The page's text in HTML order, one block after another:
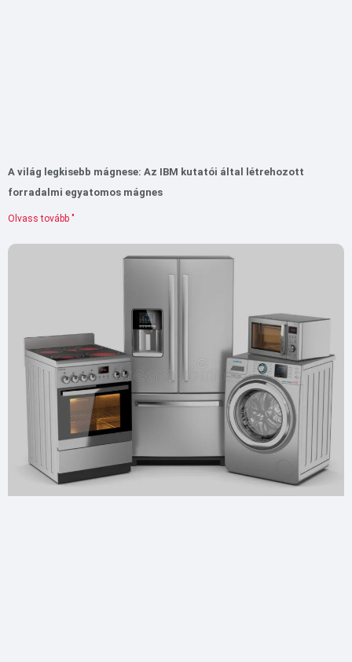
A világ legkisebb mágnese: Az IBM kutatói által létrehozott
forradalmi egyatomos mágnes
Olvass tovább "